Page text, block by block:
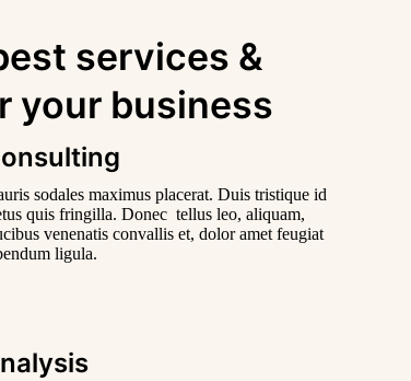
services &
your business
sodales maximus placerat. Duis tristique id
quis fringilla. Donec tellus leo, aliquam,
venenatis convallis et, dolor amet feugiat
ligula.